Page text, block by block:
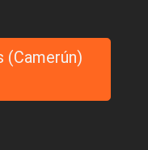
(Camerún)